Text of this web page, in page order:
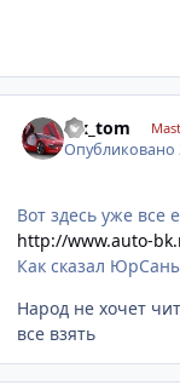
alx_tom
Опубликовано
Вот здесь уже все
http://www.auto-
Как сказал
Народ не хочет
все взять